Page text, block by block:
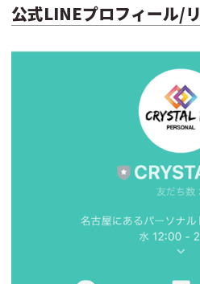
公式LINEプロフィール/